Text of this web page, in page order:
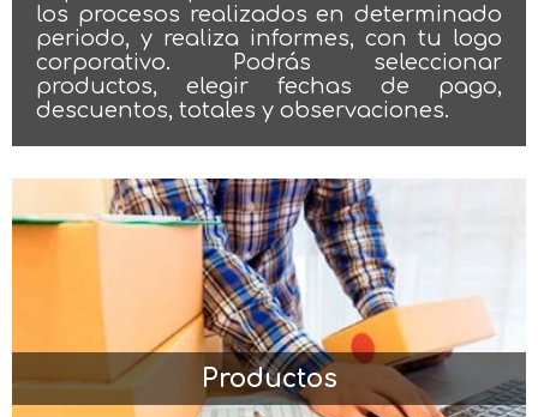
los procesos realizados en determinado
periodo, y realiza informes, con tu logo
corporativo. Podrás seleccionar
productos, elegir fechas de pago,
descuentos, totales y observaciones.
Productos